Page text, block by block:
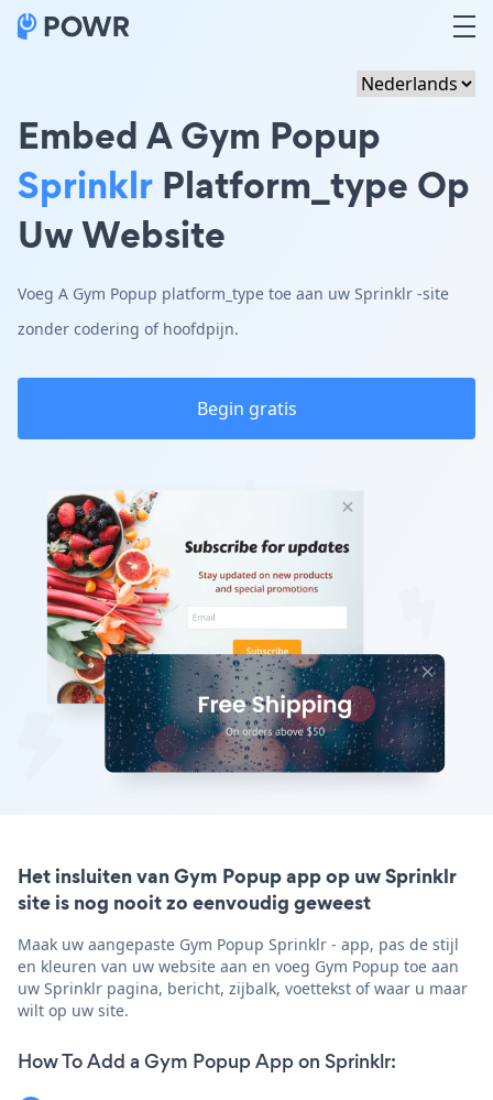
Embed A Gym Popup
Sprinklr Platform_type Op
Uw Website
Voeg A Gym Popup platform_type toe aan uw Sprinklr -site
zonder codering of hoofdpijn.
Begin gratis
Het insluiten van Gym Popup app op uw Sprinklr
site is nog nooit zo eenvoudig geweest
Maak uw aangepaste Gym Popup Sprinklr - app, pas de stijl
en kleuren van uw website aan en voeg Gym Popup toe aan
uw Sprinklr pagina, bericht, zijbalk, voettekst of waar u maar
wilt op uw site.
How To Add a Gym Popup App on Sprinklr: